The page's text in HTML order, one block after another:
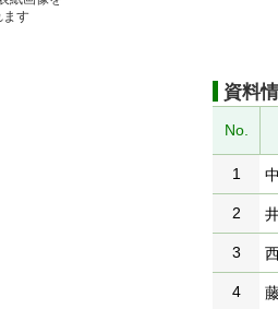
ます
資料
No.
1
2
3
4